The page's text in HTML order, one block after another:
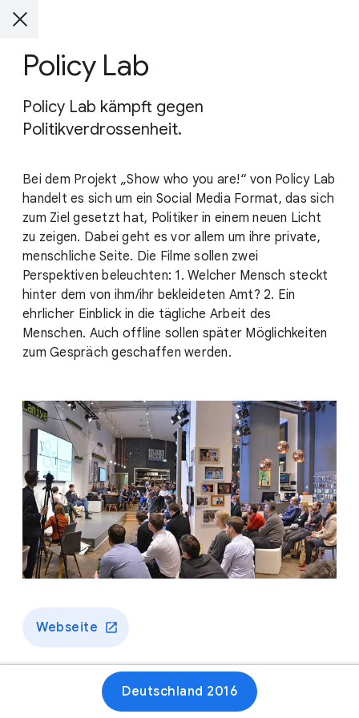
Policy Lab
Policy Lab kämpft gegen
Politikverdrossenheit.
Bei dem Projekt „Show who you are!“ von Policy Lab
handelt es sich um ein Social Media Format, das sich
zum Ziel gesetzt hat, Politiker in einem neuen Licht
zu zeigen. Dabei geht es vor allem um ihre private,
menschliche Seite. Die Filme sollen zwei
Perspektiven beleuchten: 1. Welcher Mensch steckt
hinter dem von ihm/ihr bekleideten Amt? 2. Ein
ehrlicher Einblick in die tägliche Arbeit des
Menschen. Auch offline sollen später Möglichkeiten
zum Gespräch geschaffen werden.
Webseite
Deutschland 2016